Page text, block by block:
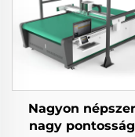
Nagyon
nagy